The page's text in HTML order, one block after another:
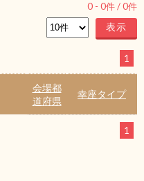
0 - 0件 /0件
1
会場都
道府県
幸座タイプ
1